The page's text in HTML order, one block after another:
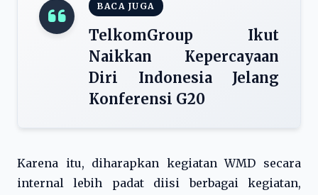
BACA JUGA
TelkomGroup Ikut
Naikkan Kepercayaan
Diri Indonesia Jelang
Konferensi G20
Karena itu, diharapkan kegiatan WMD secara
internal lebih padat diisi berbagai kegiatan,